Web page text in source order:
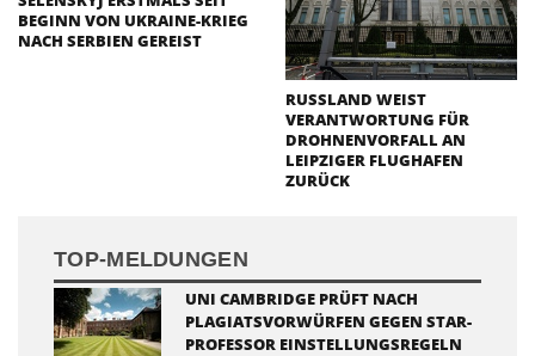
BEGINN VON UKRAINE-KRIEG
NACH SERBIEN GEREIST
RUSSLAND WEIST
VERANTWORTUNG FÜR
DROHNENVORFALL AN
LEIPZIGER FLUGHAFEN
ZURÜCK
TOP-MELDUNGEN
UNI CAMBRIDGE PRÜFT NACH
PLAGIATSVORWÜRFEN GEGEN STAR-
PROFESSOR EINSTELLUNGSREGELN